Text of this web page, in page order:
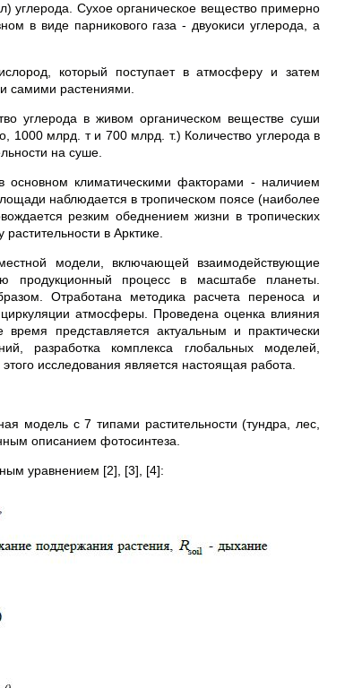
углерода. Сухое органическое вещество примерно
в виде парникового газа - двуокиси углерода, а
который поступает в атмосферу и затем
самими растениями.
углерода в живом органическом веществе суши
1000 млрд. т и 700 млрд. т.) Количество углерода в
на суше.
основном климатическими факторами - наличием
наблюдается в тропическом поясе (наиболее
резким обеднением жизни в тропических
в Арктике.
модели, включающей взаимодействующие
продукционный процесс в масштабе планеты.
Отработана методика расчета переноса и
атмосферы. Проведена оценка влияния
представляется актуальным и практически
разработка комплекса глобальных моделей,
исследования является настоящая работа.
модель с 7 типами растительности (тундра, лес,
описанием фотосинтеза.
уравнением [2], [3], [4]: